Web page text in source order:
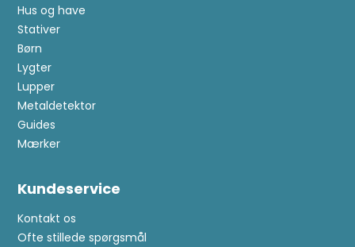
Hus og have
Stativer
Børn
Lygter
Lupper
Metaldetektor
Guides
Mærker
Kundeservice
Kontakt os
Ofte stillede spørgsmål